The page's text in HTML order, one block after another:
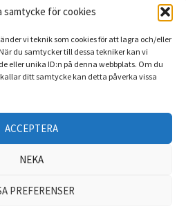
samtycke för cookies
vi teknik som cookies för att lagra och/eller
du samtycker till dessa tekniker kan vi
eller unika ID:n på denna webbplats. Om du
ditt samtycke kan detta påverka vissa
ACCEPTERA
NEKA
PREFERENSER
nu: augusti 2026